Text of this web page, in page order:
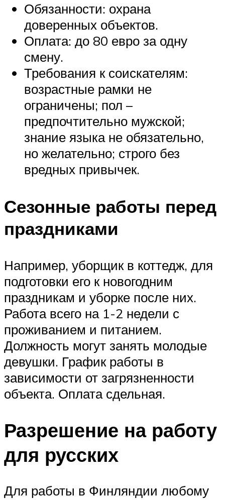
Обязанности: охрана
доверенных объектов.
Оплата: до 80 евро за одну
смену.
Требования к соискателям:
возрастные рамки не
ограничены; пол –
предпочтительно мужской;
знание языка не обязательно,
но желательно; строго без
вредных привычек.
Сезонные работы перед
праздниками
Например, уборщик в коттедж, для
подготовки его к новогодним
праздникам и уборке после них.
Работа всего на 1-2 недели с
проживанием и питанием.
Должность могут занять молодые
девушки. График работы в
зависимости от загрязненности
объекта. Оплата сдельная.
Разрешение на работу
для русских
Для работы в Финляндии любому